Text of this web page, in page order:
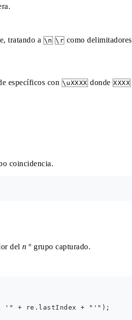
tratando a \n \r como delimitadores
específicos con \uXXXX donde XXXX
coincidencia.
del n º grupo capturado.
'" + re.lastIndex + "'");